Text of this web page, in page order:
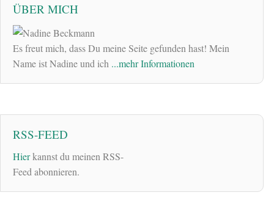
ÜBER MICH
Es freut mich, dass Du meine Seite gefunden hast! Mein
Name ist Nadine und ich ...mehr Informationen
RSS-FEED
Hierkannst du meinen RSS-
Feed abonnieren.